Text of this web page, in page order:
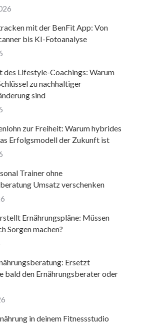
mit der BenFit App: Von
bis KI-Fotoanalyse
des Lifestyle-Coachings: Warum
zu nachhaltiger
sind
zur Freiheit: Warum hybrides
Erfolgsmodell der Zukunft ist
Trainer ohne
Umsatz verschenken
Ernährungspläne: Müssen
Sorgen machen?
Ersetzt
bald den Ernährungsberater oder
in deinem Fitnessstudio